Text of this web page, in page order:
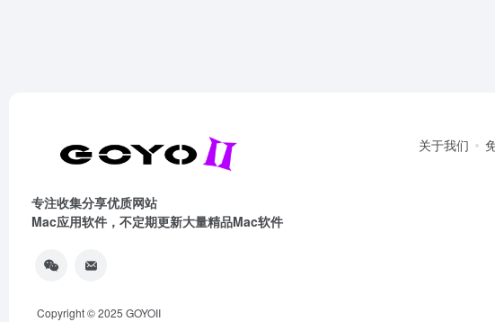
专注收集分享优质网站
Mac应用软件，不定期更新大量精品Mac软件
关于我们
Copyright © 2025 GOYOII